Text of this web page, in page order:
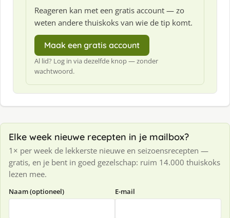
Reageren kan met een gratis account — zo
weten andere thuiskoks van wie de tip komt.
Maak een gratis account
Al lid? Log in via dezelfde knop — zonder
wachtwoord.
Elke week nieuwe recepten in je mailbox?
1× per week de lekkerste nieuwe en seizoensrecepten —
gratis, en je bent in goed gezelschap: ruim 14.000 thuiskoks
lezen mee.
Naam (optioneel) E-mail